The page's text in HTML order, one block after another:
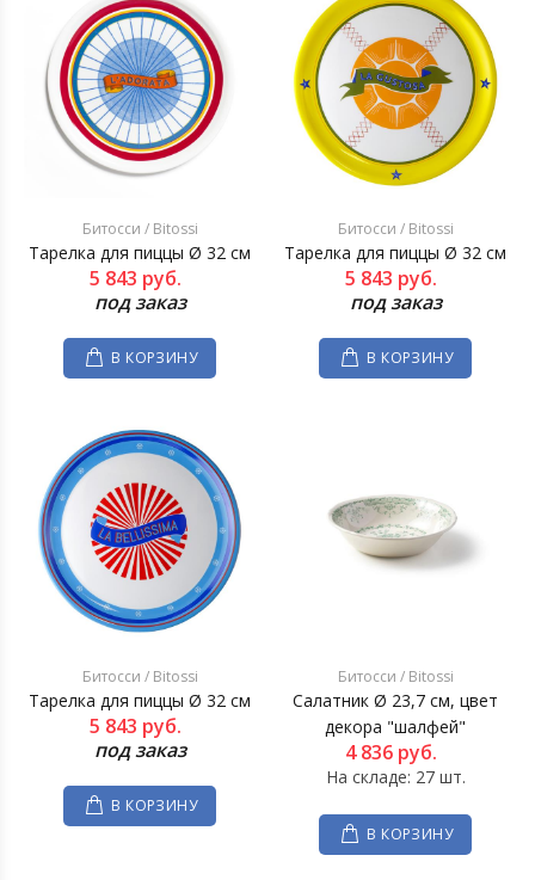
Битосси / Bitossi
Тарелка для пиццы Ø 32 см
5 843 руб.
под заказ
В КОРЗИНУ
Битосси / Bitossi
Тарелка для пиццы Ø 32 см
5 843 руб.
под заказ
В КОРЗИНУ
Битосси / Bitossi
Тарелка для пиццы Ø 32 см
5 843 руб.
под заказ
В КОРЗИНУ
Битосси / Bitossi
Салатник Ø 23,7 см, цвет
декора "шалфей"
4 836 руб.
На складе: 27 шт.
В КОРЗИНУ